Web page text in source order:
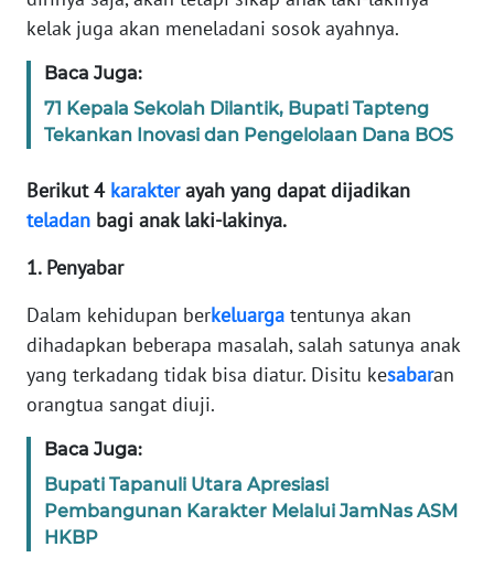
kelak juga akan meneladani sosok ayahnya.
Baca Juga:
71 Kepala Sekolah Dilantik, Bupati Tapteng
Tekankan Inovasi dan Pengelolaan Dana BOS
Berikut 4 karakterayah yang dapat dijadikan
teladan bagi anak laki-lakinya.
1. Penyabar
Dalam kehidupan berkeluarga tentunya akan
dihadapkan beberapa masalah, salah satunya anak
yang terkadang tidak bisa diatur. Disitu kesabaran
orangtua sangat diuji.
Baca Juga:
Bupati Tapanuli Utara Apresiasi
Pembangunan Karakter Melalui JamNas ASM
HKBP
WAHANA
OTOMOTIF
WAHANA
HEALTH
WAHANA
DESA
MAWAKA
MARTABAT
NET
FORJASIDA
TAMBANG
NEWS